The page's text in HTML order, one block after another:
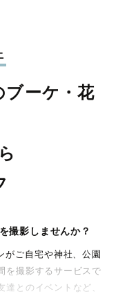
ブーケ・花
撮影しませんか？
がご自宅や神社、公園
を撮影するサービスで
とのイベントなど、